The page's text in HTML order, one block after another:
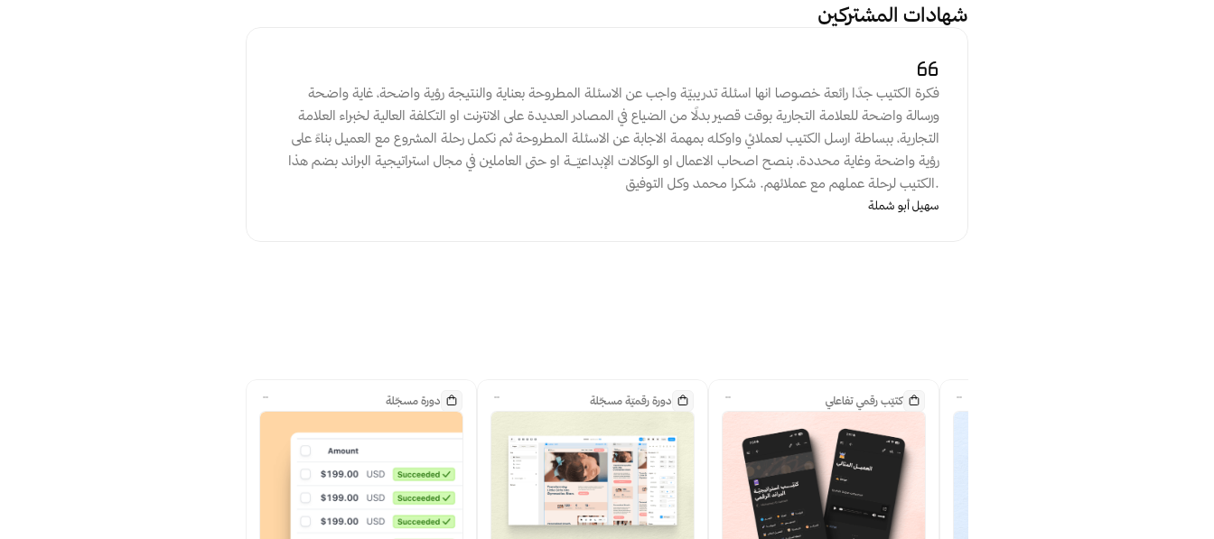
شهادات المشتركين
الكتيب لرحلة عملهم مع عملائهم. شكرا محمد وكل التوفيق.
سهيل أبو شملة
دورة مسجّلة دورة رقميّة مسجّلة كتيّب رقمي تفاعلي